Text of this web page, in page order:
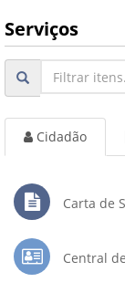
Serviços
Cidadão
Carta de
Central